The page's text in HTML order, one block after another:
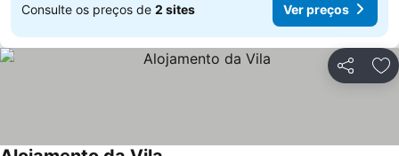
Consulte os preços de 2 sites Ver preços
Partilhar